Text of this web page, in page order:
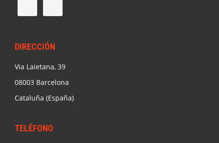
DIRECCIÓN
Via Laietana, 39
08003 Barcelona
Cataluña (España)
TELÉFONO